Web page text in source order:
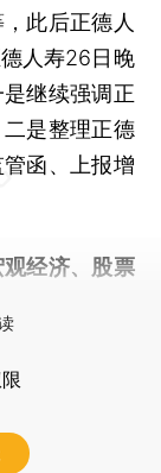
此后正德人
人寿26日晚
继续强调正
是整理正德
函、上报增
观经济、股票